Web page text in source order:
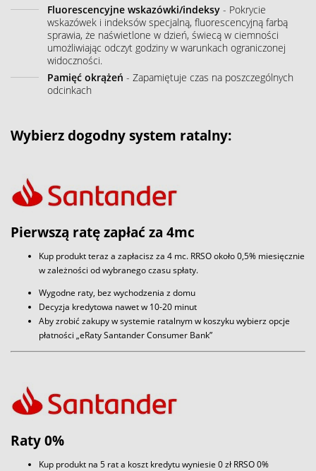
Fluorescencyjne wskazówki/indeksy - Pokrycie
wskazówek i indeksów specjalną, fluorescencyjną farbą
sprawia, że naświetlone w dzień, świecą w ciemności
umożliwiając odczyt godziny w warunkach ograniczonej
widoczności.
Pamięć okrążeń - Zapamiętuje czas na poszczególnych
odcinkach
Wybierz dogodny system ratalny:
Pierwszą ratę zapłać za 4mc
Kup produkt teraz a zapłacisz za 4 mc. RRSO około 0,5% miesięcznie
w zależności od wybranego czasu spłaty.
Wygodne raty, bez wychodzenia z domu
Decyzja kredytowa nawet w 10-20 minut
Aby zrobić zakupy w systemie ratalnym w koszyku wybierz opcje
płatności „eRaty Santander Consumer Bank”
Raty 0%
Kup produkt na 5 rat a koszt kredytu wyniesie 0 zł RRSO 0%